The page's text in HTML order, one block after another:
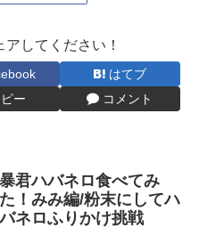
してください！
はてブ
ー コメント
暴君ハバネロ食べてみ
た！みみ編/粉末にしてハ
バネロふりかけ挑戦